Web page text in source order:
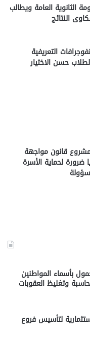
الثانوية العامة ويطالب
النتائج
التعريفية
حسن الاختيار
قانون مواجهة
لحماية الأسرة
بأسماء المواطنين
وتغليظ العقوبات
لتأسيس فروع